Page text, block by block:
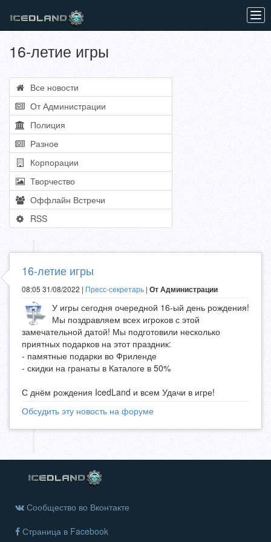
16-летие игры
Все новости
От Администрации
Полиция
Разное
Корпорации
Творчество
Оффлайн Встречи
RSS
16-летие игры
08:05 31/08/2022 | Пресс-секретарь | От Администрации
У игры сегодня очередной 16-ый день рождения!
Мы поздравляем всех игроков с этой
замечательной датой! Мы подготовили несколько
приятных подарков на этот праздник:
- памятные подарки во Фриленде
- скидки на гранаты в Каталоге в 50%
С днём рождения IcedLand и всем Удачи в игре!
Обсудить эту новость на форуме
Сообщество во Вконтакте
Страница в Facebook